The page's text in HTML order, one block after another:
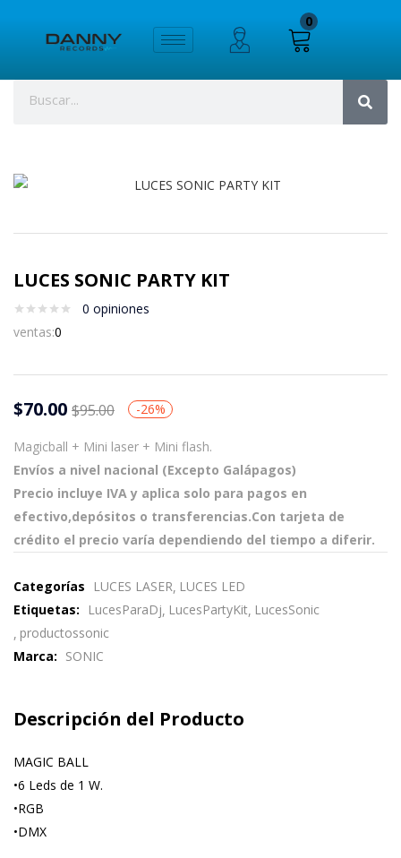
0
LUCES SONIC PARTY KIT
0 opiniones
ventas:0
$70.00 $95.00 -26%
Magicball + Mini laser + Mini flash.
Envíos a nivel nacional (Excepto Galápagos)
Precio incluye IVA y aplica solo para pagos en
efectivo,depósitos o transferencias.Con tarjeta de
crédito el precio varía dependiendo del tiempo a diferir.
Categorías LUCES LASER LUCES LED
Etiquetas:
LucesParaDj LucesPartyKit LucesSonic
productossonic
Marca: SONIC
Descripción del Producto
MAGIC BALL
•6 Leds de 1 W.
•RGB
•DMX